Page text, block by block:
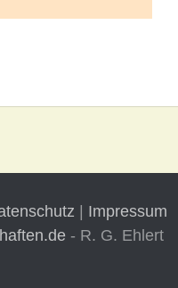
Impressum
- R. G. Ehlert